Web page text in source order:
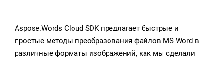
Aspose.Words Cloud SDK предлагает быстрые и
простые методы преобразования файлов MS Word в
различные форматы изображений, как мы сделали